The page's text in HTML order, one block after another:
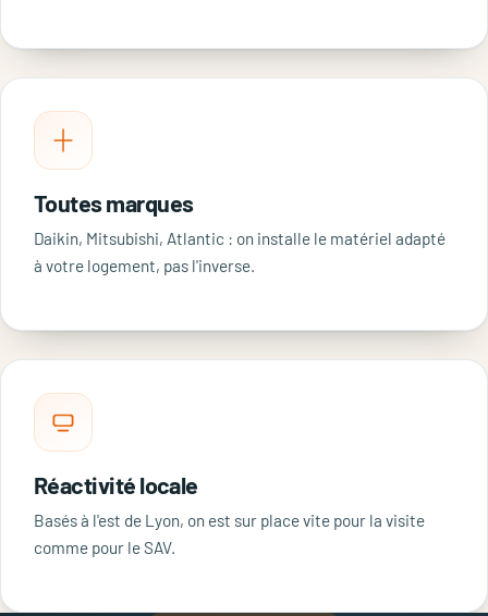
Toutes marques
Daikin, Mitsubishi, Atlantic : on installe le matériel adapté
à votre logement, pas l'inverse.
Réactivité locale
Basés à l'est de Lyon, on est sur place vite pour la visite
comme pour le SAV.